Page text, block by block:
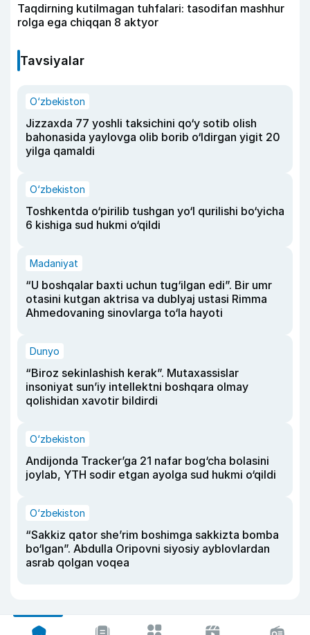
Taqdirning kutilmagan tuhfalari: tasodifan mashhur
rolga ega chiqqan 8 aktyor
Tavsiyalar
O‘zbekiston
Jizzaxda 77 yoshli taksichini qo‘y sotib olish
bahonasida yaylovga olib borib o‘ldirgan yigit 20
yilga qamaldi
O‘zbekiston
Toshkentda o‘pirilib tushgan yo‘l qurilishi bo‘yicha
6 kishiga sud hukmi o‘qildi
Madaniyat
“U boshqalar baxti uchun tug‘ilgan edi”. Bir umr
otasini kutgan aktrisa va dublyaj ustasi Rimma
Ahmedovaning sinovlarga to‘la hayoti
Dunyo
“Biroz sekinlashish kerak”. Mutaxassislar
insoniyat sun’iy intellektni boshqara olmay
qolishidan xavotir bildirdi
O‘zbekiston
Andijonda Tracker’ga 21 nafar bog‘cha bolasini
joylab, YTH sodir etgan ayolga sud hukmi o‘qildi
O‘zbekiston
“Sakkiz qator she’rim boshimga sakkizta bomba
bo‘lgan”. Abdulla Oripovni siyosiy ayblovlardan
asrab qolgan voqea